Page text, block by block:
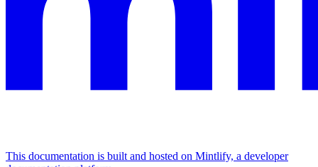
This documentation is built and hosted on Mintlify, a developer